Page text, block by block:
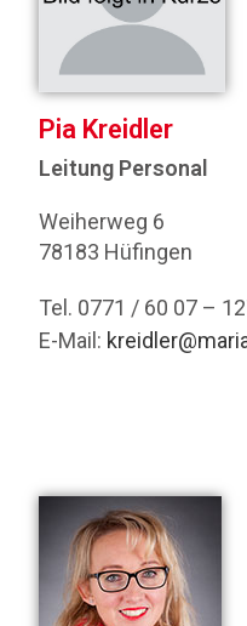
Pia Kreidler
Leitung Personal
Weiherweg 6
78183 Hüfingen
Tel. 0771 / 60 07 –
E-Mail: